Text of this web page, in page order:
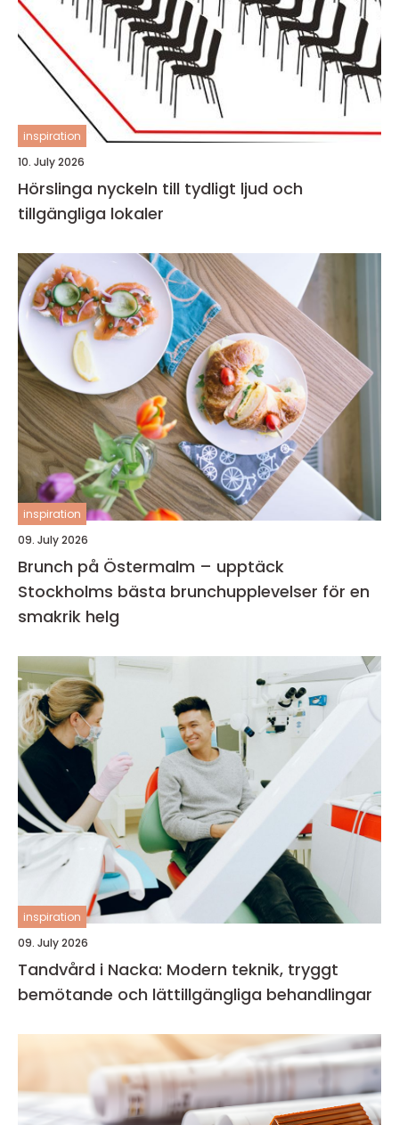
inspiration
10. July 2026
Hörslinga nyckeln till tydligt ljud och
tillgängliga lokaler
inspiration
09. July 2026
Brunch på Östermalm – upptäck
Stockholms bästa brunchupplevelser för en
smakrik helg
inspiration
09. July 2026
Tandvård i Nacka: Modern teknik, tryggt
bemötande och lättillgängliga behandlingar